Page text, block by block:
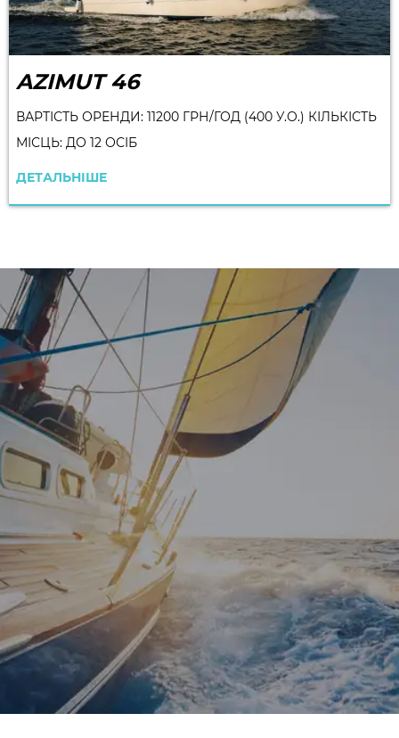
AZIMUT 46
ВАРТІСТЬ ОРЕНДИ: 11200 ГРН/ГОД (400 У.О.) КІЛЬКІСТЬ
МІСЦЬ: ДО 12 ОСІБ
ДЕТАЛЬНІШЕ